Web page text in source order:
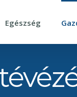
Egészség